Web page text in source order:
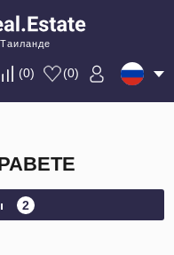
(0) (0)
2